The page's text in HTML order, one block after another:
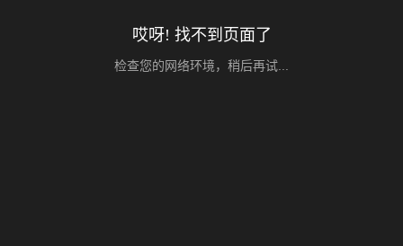
哎呀! 找不到页面了
检查您的网络环境，稍后再试...